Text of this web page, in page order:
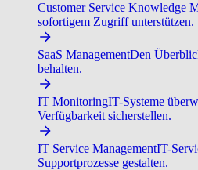
Customer Service Knowledge
sofortigem Zugriff unterstützen.
SaaS ManagementDen
behalten.
IT MonitoringIT-Systeme
Verfügbarkeit sicherstellen.
IT Service ManagementIT-
Supportprozesse gestalten.